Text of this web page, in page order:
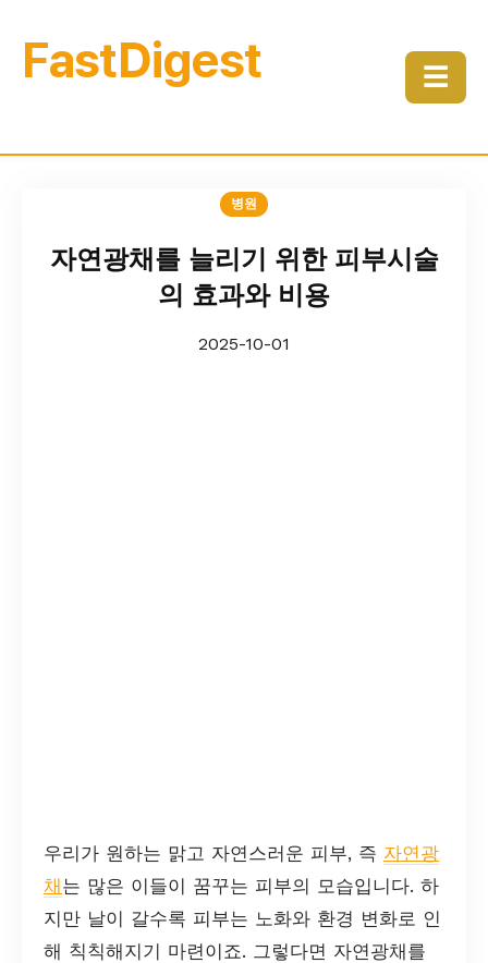
FastDigest ☰
병원
자연광채를 늘리기 위한 피부시술
의 효과와 비용
2025-10-01
우리가 원하는 맑고 자연스러운 피부, 즉 자연광
채 는 많은 이들이 꿈꾸는 피부의 모습입니다. 하
지만 날이 갈수록 피부는 노화와 환경 변화로 인
해 칙칙해지기 마련이죠. 그렇다면 자연광채를